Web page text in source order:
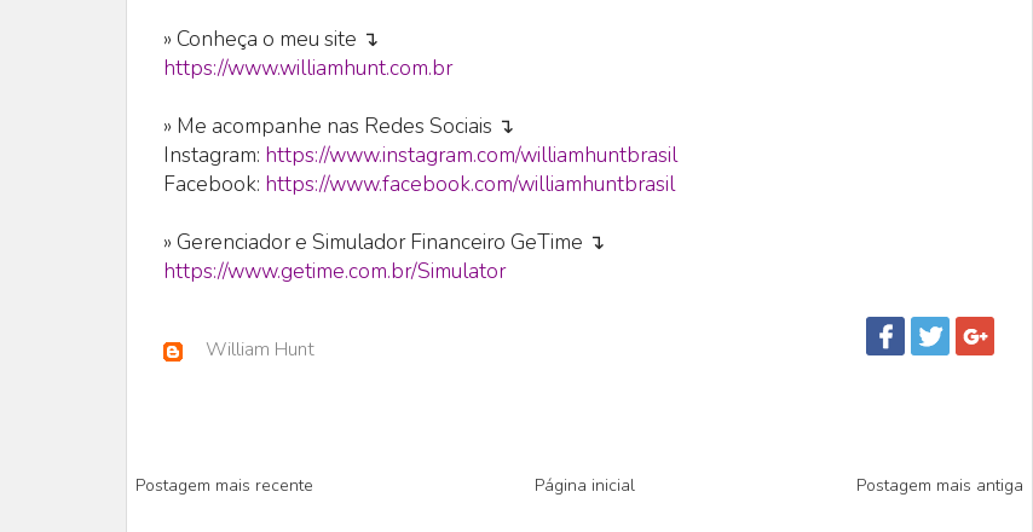
» Conheça o meu site ↴
https://www.williamhunt.com.br
» Me acompanhe nas Redes Sociais ↴
Instagram: https://www.instagram.com/williamhuntbrasil
Facebook: https://www.facebook.com/williamhuntbrasil
» Gerenciador e Simulador Financeiro GeTime ↴
https://www.getime.com.br/Simulator
William Hunt
Postagem mais recente Página inicial Postagem mais antiga